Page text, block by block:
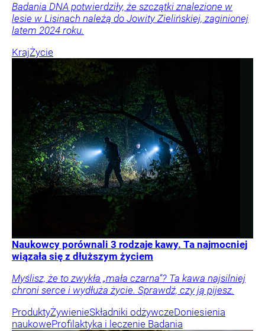
Badania DNA potwierdziły, że szczątki znalezione w
lesie w Lisinach należą do Jowity Zielińskiej, zaginionej
latem 2024 roku.
KrajŻycie
Naukowcy porównali 3 rodzaje kawy. Ta najmocniej
wiązała się z dłuższym życiem
Myślisz, że to zwykła „mała czarna”? Ta kawa najsilniej
chroni serce i wydłuża życie. Sprawdź, czy ją pijesz.
ProduktyŻywienieSkładniki odżywczeDoniesienia
naukoweProfilaktyka i leczenie Badania